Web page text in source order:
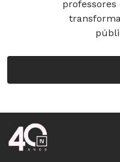
Rodapé da Nova Escola